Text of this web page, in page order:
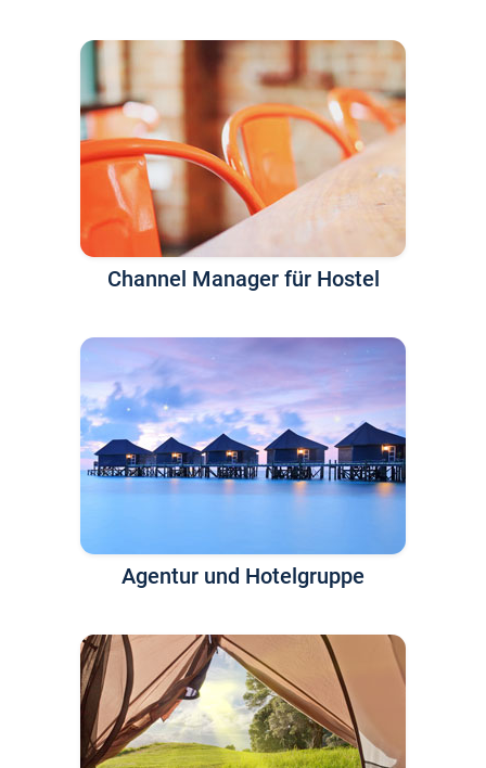
Channel Manager für Hostel
Agentur und Hotelgruppe